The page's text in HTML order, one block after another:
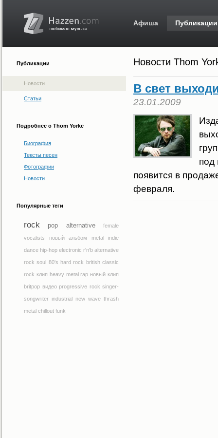
Афиша Публикации
Новости Thom
В свет
23.01.2009
под
появится в
февраля.
Публикации
Новости
Статьи
Подробнее о Thom Yorke
Биография
Тексты песен
Фотографии
Новости
Популярные теги
rock pop alternative female
vocalists новый альбом metal indie
dance hip-hop electronic r'n'b alternative
rock soul 80's hard rock british classic
rock клип heavy metal rap новый клип
britpop видео progressive rock singer-
songwriter industrial new wave thrash
metal chillout funk